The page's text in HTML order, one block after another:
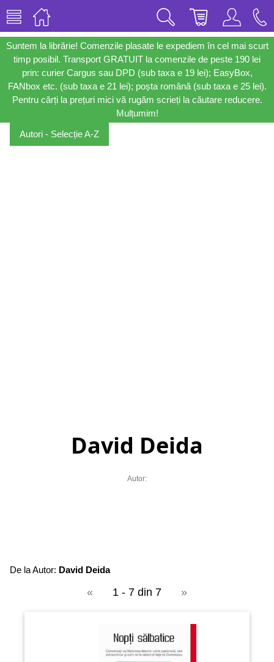
Suntem la librărie! Comenzile plasate le expediem în cel mai scurt
timp posibil. Transport GRATUIT la comenzile de peste 190 lei
prin: curier Cargus sau DPD (sub taxa e 19 lei); EasyBox,
FANbox etc. (sub taxa e 21 lei); poșta română (sub taxa e 25 lei).
Pentru cărți la prețuri mici vă rugăm scrieți la căutare reducere.
Mulțumim!
Autori - Selecție A-Z
David Deida
Autor:
De la Autor: David Deida
« 1 - 7 din 7 »